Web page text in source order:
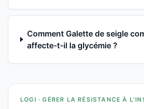
Comment Galette de seigle
affecte-t-il la glycémie ?
LOGI · GÉRER LA RÉSISTANCE À